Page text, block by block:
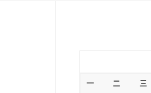
一 二 三